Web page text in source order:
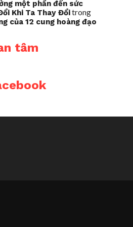
một phần đến sức
Khi Ta Thay Đổitrong
của 12 cung hoàng đạo
tâm